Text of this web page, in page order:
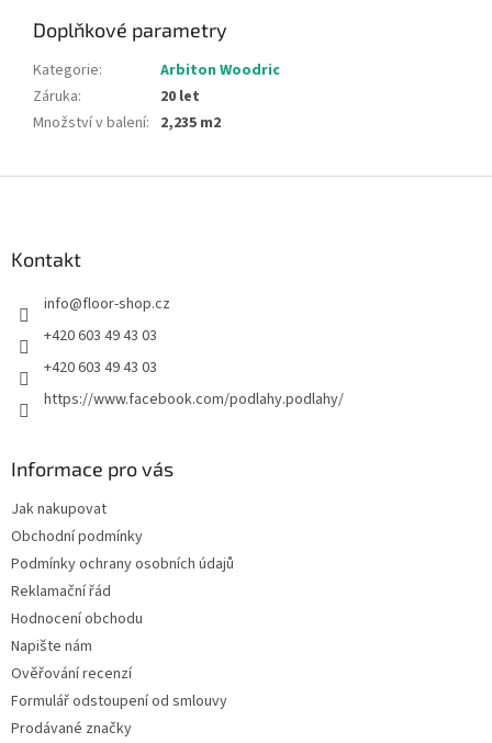
Doplňkové parametry
Kategorie:
Arbiton Woodric
Záruka:
20 let
Množství v balení: 2,235 m2
Kontakt
info@floor-shop.cz
+420 603 49 43 03
+420 603 49 43 03
https://www.facebook.com/podlahy.podlahy/
Informace pro vás
Jak nakupovat
Obchodní podmínky
Podmínky ochrany osobních údajů
Reklamační řád
Hodnocení obchodu
Napište nám
Ověřování recenzí
Formulář odstoupení od smlouvy
Prodávané značky